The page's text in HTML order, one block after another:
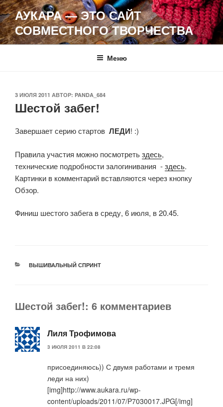
Перейти
к
содержимому
АУКАРА — ЭТО САЙТ
СОВМЕСТНОГО ТВОРЧЕСТВА
Меню
ОПУБЛИКОВАНО
3 ИЮЛЯ 2011 АВТОР: PANDA_684
Шестой забег!
Завершает серию стартов ЛЕДИ! :)
Правила участия можно посмотретьздесь,
технические подробности залогинивания -здесь.
Картинки в комментарий вставляются через кнопку
Обзор.
Финиш шестого забега в среду, 6 июля, в 20.45.
РУБРИКИ
ВЫШИВАЛЬНЫЙ СПРИНТ
Шестой забег!: 6 комментариев
Лиля Трофимова
3 ИЮЛЯ 2011 В 22:08
присоединяюсь)) С двумя работами и тремя
леди на них)
[img]http://www.aukara.ru/wp-
content/uploads/2011/07/P7030017.JPG[/img]